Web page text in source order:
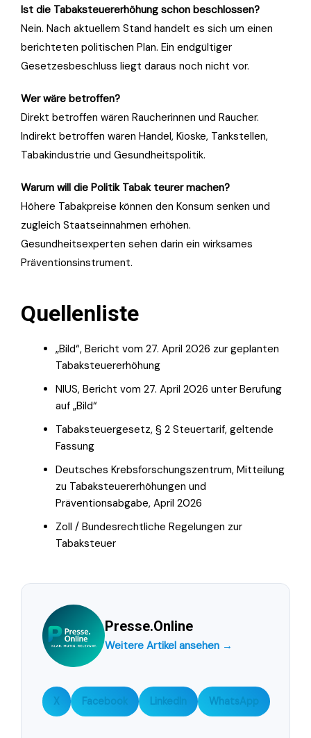
Ist die Tabaksteuererhöhung schon beschlossen?
Nein. Nach aktuellem Stand handelt es sich um einen
berichteten politischen Plan. Ein endgültiger
Gesetzesbeschluss liegt daraus noch nicht vor.
Wer wäre betroffen?
Direkt betroffen wären Raucherinnen und Raucher.
Indirekt betroffen wären Handel, Kioske, Tankstellen,
Tabakindustrie und Gesundheitspolitik.
Warum will die Politik Tabak teurer machen?
Höhere Tabakpreise können den Konsum senken und
zugleich Staatseinnahmen erhöhen.
Gesundheitsexperten sehen darin ein wirksames
Präventionsinstrument.
Quellenliste
„Bild“, Bericht vom 27. April 2026 zur geplanten
Tabaksteuererhöhung
NIUS, Bericht vom 27. April 2026 unter Berufung
auf „Bild“
Tabaksteuergesetz, § 2 Steuertarif, geltende
Fassung
Deutsches Krebsforschungszentrum, Mitteilung
zu Tabaksteuererhöhungen und
Präventionsabgabe, April 2026
Zoll / Bundesrechtliche Regelungen zur
Tabaksteuer
Presse.Online
Weitere Artikel ansehen →
X Facebook LinkedIn WhatsApp